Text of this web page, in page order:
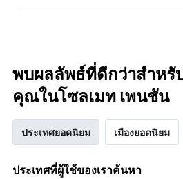
พบผลลัพธ์ที่ดีกว่าสำหรั
คุณในโซลเมท เพนชัน
ประเทศยอดนิยม เมืองยอดนิยม
ประเทศที่ผู้ใช้ของเราค้นหา